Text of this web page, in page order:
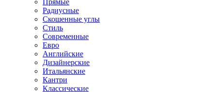
Прямые
Радиусные
Скошенные углы
Стиль
Современные
Евро
Английские
Дизайнерские
Итальянские
Кантри
Классические